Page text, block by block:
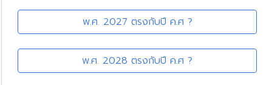
พ.ศ. 2027 ตรงกับปี ค.ศ ?
พ.ศ. 2028 ตรงกับปี ค.ศ ?